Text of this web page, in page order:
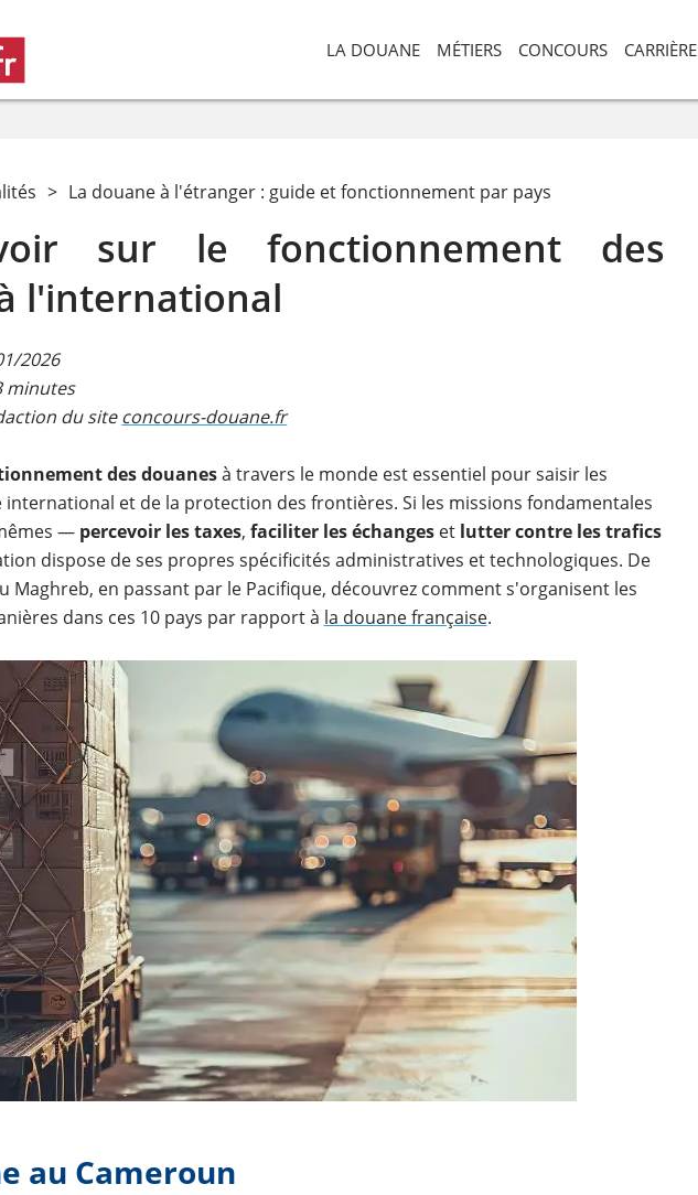
LA DOUANE MÉTIERS CONCOURS CARRIÈRE
> La douane à l'étranger : guide et fonctionnement par pays
sur le fonctionnement des
l'international
2026
minutes
du siteconcours-douane.fr​
des douanesà travers le monde est essentiel pour saisir les
international et de la protection des frontières. Si les missions fondamentales
— percevoir les taxes, faciliter les échangeset lutter contre les trafics
dispose de ses propres spécificités administratives et technologiques. De
Maghreb, en passant par le Pacifique, découvrez comment s'organisent les
dans ces 10 pays par rapport à la douane française.
au Cameroun